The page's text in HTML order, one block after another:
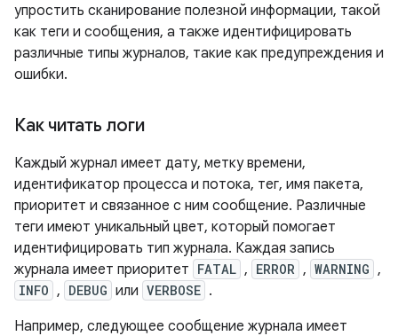
упростить сканирование полезной информации, такой
как теги и сообщения, а также идентифицировать
различные типы журналов, такие как предупреждения и
ошибки.
Как читать логи
Каждый журнал имеет дату, метку времени,
идентификатор процесса и потока, тег, имя пакета,
приоритет и связанное с ним сообщение. Различные
теги имеют уникальный цвет, который помогает
идентифицировать тип журнала. Каждая запись
журнала имеет приоритет FATAL , ERROR , WARNING ,
INFO , DEBUG или VERBOSE .
Например, следующее сообщение журнала имеет